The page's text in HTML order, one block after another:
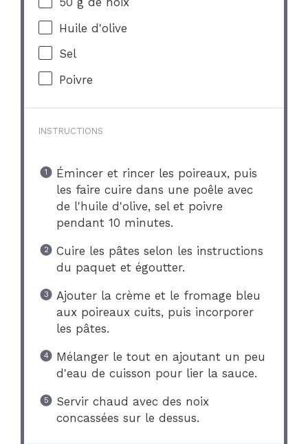
Huile d'olive
Sel
Poivre
INSTRUCTIONS
Émincer et rincer les poireaux, puis
les faire cuire dans une poêle avec
de l'huile d'olive, sel et poivre
pendant 10 minutes.
Cuire les pâtes selon les instructions
du paquet et égoutter.
Ajouter la crème et le fromage bleu
aux poireaux cuits, puis incorporer
les pâtes.
Mélanger le tout en ajoutant un peu
d'eau de cuisson pour lier la sauce.
Servir chaud avec des noix
concassées sur le dessus.